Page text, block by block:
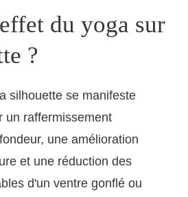
du yoga sur
?
silhouette se manifeste
un raffermissement
une amélioration
et une réduction des
d'un ventre gonflé ou